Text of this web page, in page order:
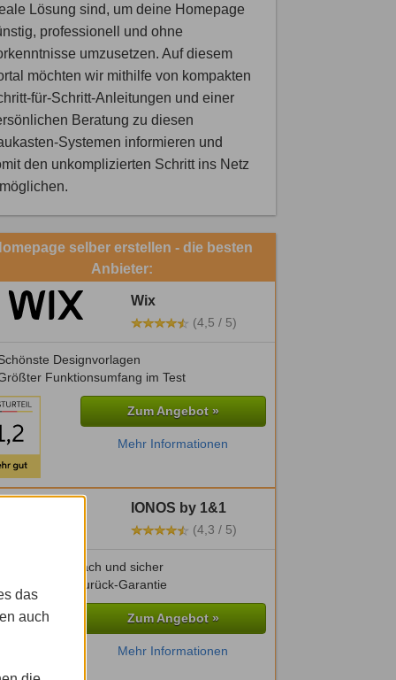
das
auch
Lösung sind, um deine Homepage
professionell und ohne
umzusetzen. Auf diesem
möchten wir mithilfe von kompakten
für-Schritt-Anleitungen und einer
Beratung zu diesen
Systemen informieren und
den unkomplizierten Schritt ins Netz
selber erstellen - die besten
Anbieter:
Wix
(4,5 / 5)
Designvorlagen
Funktionsumfang im Test
Zum Angebot »
Mehr Informationen
IONOS by 1&1
(4,3 / 5)
Besonders einfach und sicher
30 Tage Geld-zurück-Garantie
Zum Angebot »
Mehr Informationen